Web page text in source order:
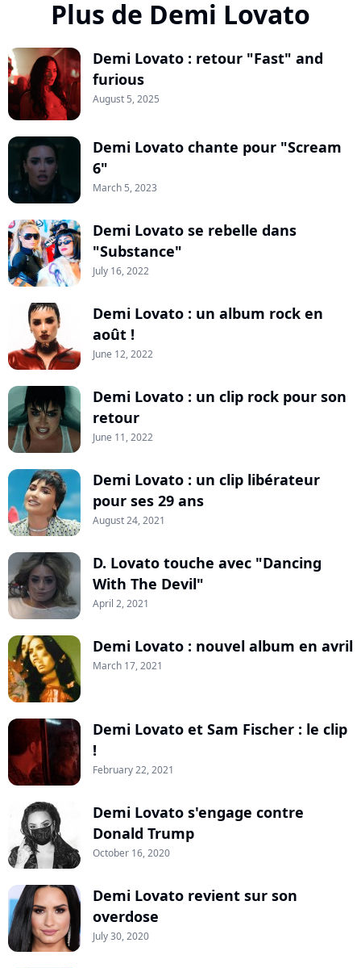
Plus de Demi Lovato
Demi Lovato : retour "Fast" and
furious
August 5, 2025
Demi Lovato chante pour "Scream
6"
March 5, 2023
Demi Lovato se rebelle dans
"Substance"
July 16, 2022
Demi Lovato : un album rock en
août !
June 12, 2022
Demi Lovato : un clip rock pour son
retour
June 11, 2022
Demi Lovato : un clip libérateur
pour ses 29 ans
August 24, 2021
D. Lovato touche avec "Dancing
With The Devil"
April 2, 2021
Demi Lovato : nouvel album en avril
March 17, 2021
Demi Lovato et Sam Fischer : le clip
!
February 22, 2021
Demi Lovato s'engage contre
Donald Trump
October 16, 2020
Demi Lovato revient sur son
overdose
July 30, 2020